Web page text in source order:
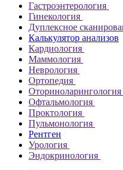
Гастроэнтерология
Гинекология
Дуплексное
Калькулятор анализов
Кардиология
Маммология
Неврология
Ортопедия
Офтальмология
Проктология
Пульмонология
Рентген
Урология
Эндокринология